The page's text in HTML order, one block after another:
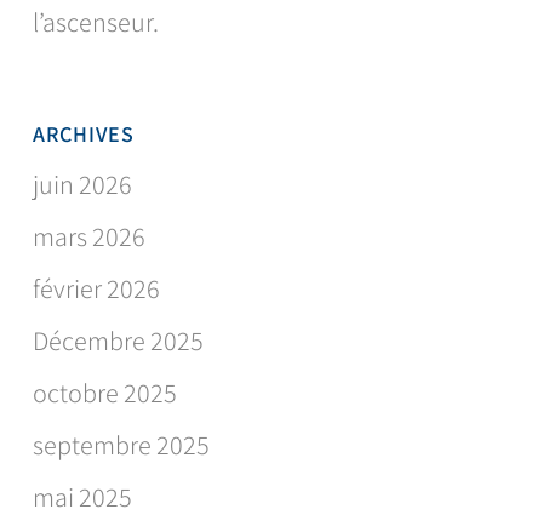
l’ascenseur.
ARCHIVES
juin 2026
mars 2026
février 2026
Décembre 2025
octobre 2025
septembre 2025
mai 2025